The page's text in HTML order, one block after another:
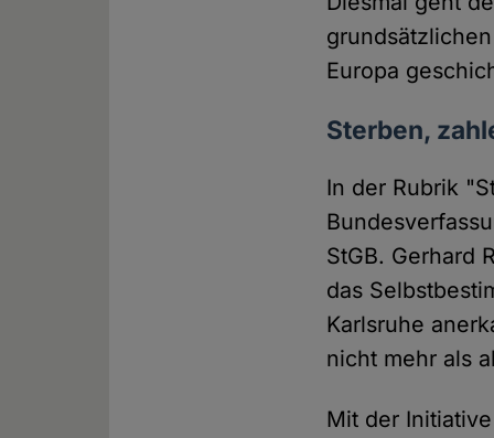
Europa
Sterben,
In der Rubrik
StGB. Gerhard
das
Karlsruhe
nicht mehr als
Mit der